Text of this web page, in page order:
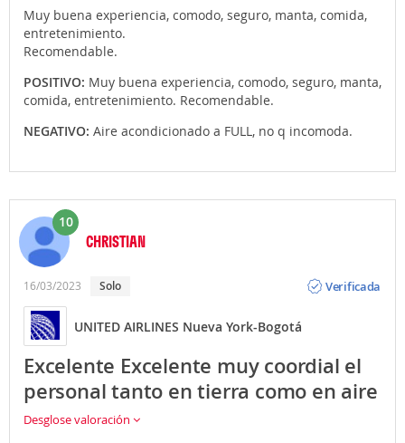
Muy buena experiencia, comodo, seguro, manta, comida,
entretenimiento.
Recomendable.
POSITIVO: Muy buena experiencia, comodo, seguro, manta,
comida, entretenimiento. Recomendable.
NEGATIVO: Aire acondicionado a FULL, no q incomoda.
10
CHRISTIAN
16/03/2023 solo
Verificada
UNITED AIRLINES Nueva York-Bogotá
Excelente Excelente muy coordial el
personal tanto en tierra como en aire
Desglose valoración